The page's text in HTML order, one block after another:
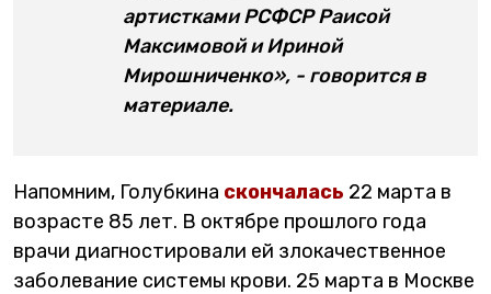
артистками РСФСР Раисой
Максимовой и Ириной
Мирошниченко», - говорится в
материале.
Напомним, Голубкина скончалась 22 марта в
возрасте 85 лет. В октябре прошлого года
врачи диагностировали ей злокачественное
заболевание системы крови. 25 марта в Москве